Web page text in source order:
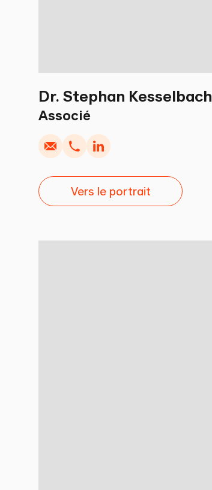
Dr. Stephan Kesselbach
Associé
Copier
Vers le portrait